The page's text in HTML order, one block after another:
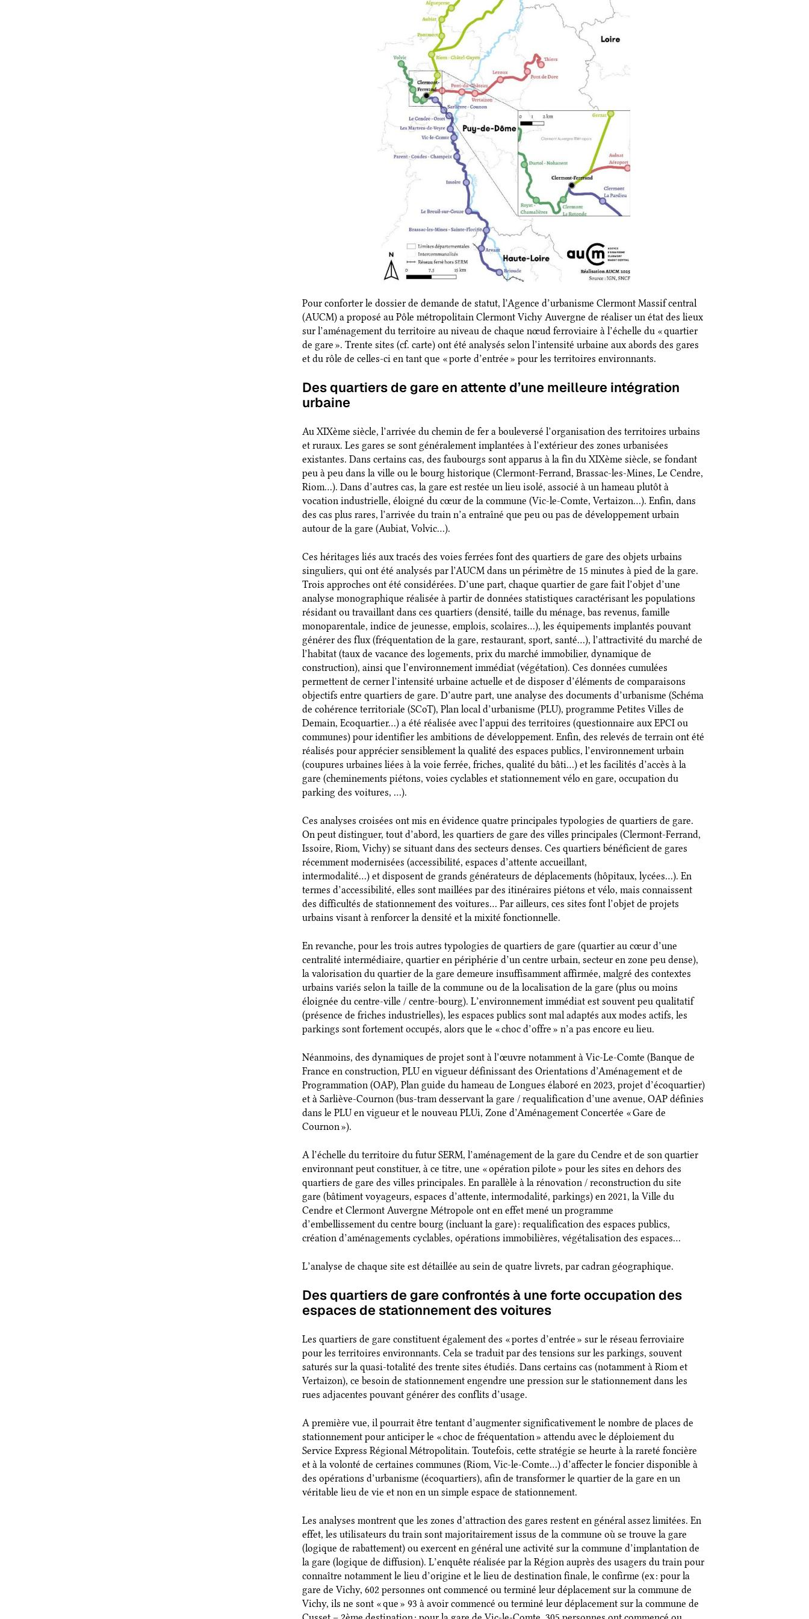
Pour conforter le dossier de demande de statut, l’Agence d’urbanisme Clermont Massif central
(AUCM) a proposé au Pôle métropolitain Clermont Vichy Auvergne de réaliser un état des lieux
sur l’aménagement du territoire au niveau de chaque nœud ferroviaire à l’échelle du « quartier
de gare ». Trente sites (cf. carte) ont été analysés selon l’intensité urbaine aux abords des gares
et du rôle de celles-ci en tant que « porte d’entrée » pour les territoires environnants.
Des quartiers de gare en attente d’une meilleure intégration
urbaine
Au XIXème siècle, l’arrivée du chemin de fer a bouleversé l’organisation des territoires urbains
et ruraux. Les gares se sont généralement implantées à l’extérieur des zones urbanisées
existantes. Dans certains cas, des faubourgs sont apparus à la fin du XIXème siècle, se fondant
peu à peu dans la ville ou le bourg historique (Clermont-Ferrand, Brassac-les-Mines, Le Cendre,
Riom…). Dans d’autres cas, la gare est restée un lieu isolé, associé à un hameau plutôt à
vocation industrielle, éloigné du cœur de la commune (Vic-le-Comte, Vertaizon…). Enfin, dans
des cas plus rares, l’arrivée du train n’a entraîné que peu ou pas de développement urbain
autour de la gare (Aubiat, Volvic…).
Ces héritages liés aux tracés des voies ferrées font des quartiers de gare des objets urbains
singuliers, qui ont été analysés par l’AUCM dans un périmètre de 15 minutes à pied de la gare.
Trois approches ont été considérées. D’une part, chaque quartier de gare fait l’objet d’une
analyse monographique réalisée à partir de données statistiques caractérisant les populations
résidant ou travaillant dans ces quartiers (densité, taille du ménage, bas revenus, famille
monoparentale, indice de jeunesse, emplois, scolaires…), les équipements implantés pouvant
générer des flux (fréquentation de la gare, restaurant, sport, santé…), l’attractivité du marché de
l’habitat (taux de vacance des logements, prix du marché immobilier, dynamique de
construction), ainsi que l’environnement immédiat (végétation). Ces données cumulées
permettent de cerner l’intensité urbaine actuelle et de disposer d’éléments de comparaisons
objectifs entre quartiers de gare. D’autre part, une analyse des documents d’urbanisme (Schéma
de cohérence territoriale (SCoT), Plan local d’urbanisme (PLU), programme Petites Villes de
Demain, Ecoquartier…) a été réalisée avec l’appui des territoires (questionnaire aux EPCI ou
communes) pour identifier les ambitions de développement. Enfin, des relevés de terrain ont été
réalisés pour apprécier sensiblement la qualité des espaces publics, l’environnement urbain
(coupures urbaines liées à la voie ferrée, friches, qualité du bâti…) et les facilités d’accès à la
gare (cheminements piétons, voies cyclables et stationnement vélo en gare, occupation du
parking des voitures, …).
Ces analyses croisées ont mis en évidence quatre principales typologies de quartiers de gare.
On peut distinguer, tout d’abord, les quartiers de gare des villes principales (Clermont-Ferrand,
Issoire, Riom, Vichy) se situant dans des secteurs denses. Ces quartiers bénéficient de gares
récemment modernisées (accessibilité, espaces d’attente accueillant,
intermodalité…) et disposent de grands générateurs de déplacements (hôpitaux, lycées…). En
termes d’accessibilité, elles sont maillées par des itinéraires piétons et vélo, mais connaissent
des difficultés de stationnement des voitures… Par ailleurs, ces sites font l’objet de projets
urbains visant à renforcer la densité et la mixité fonctionnelle.
En revanche, pour les trois autres typologies de quartiers de gare (quartier au cœur d’une
centralité intermédiaire, quartier en périphérie d’un centre urbain, secteur en zone peu dense),
la valorisation du quartier de la gare demeure insuffisamment affirmée, malgré des contextes
urbains variés selon la taille de la commune ou de la localisation de la gare (plus ou moins
éloignée du centre-ville / centre-bourg). L’environnement immédiat est souvent peu qualitatif
(présence de friches industrielles), les espaces publics sont mal adaptés aux modes actifs, les
parkings sont fortement occupés, alors que le « choc d’offre » n’a pas encore eu lieu.
Néanmoins, des dynamiques de projet sont à l’œuvre notamment à Vic-Le-Comte (Banque de
France en construction, PLU en vigueur définissant des Orientations d’Aménagement et de
Programmation (OAP), Plan guide du hameau de Longues élaboré en 2023, projet d’écoquartier)
et à Sarliève-Cournon (bus-tram desservant la gare / requalification d’une avenue, OAP définies
dans le PLU en vigueur et le nouveau PLUi, Zone d’Aménagement Concertée « Gare de
Cournon »).
A l’échelle du territoire du futur SERM, l’aménagement de la gare du Cendre et de son quartier
environnant peut constituer, à ce titre, une « opération pilote » pour les sites en dehors des
quartiers de gare des villes principales. En parallèle à la rénovation / reconstruction du site
gare (bâtiment voyageurs, espaces d’attente, intermodalité, parkings) en 2021, la Ville du
Cendre et Clermont Auvergne Métropole ont en effet mené un programme
d’embellissement du centre bourg (incluant la gare) : requalification des espaces publics,
création d’aménagements cyclables, opérations immobilières, végétalisation des espaces…
L’analyse de chaque site est détaillée au sein de quatre livrets, par cadran géographique.
Des quartiers de gare confrontés à une forte occupation des
espaces de stationnement des voitures
Les quartiers de gare constituent également des « portes d’entrée » sur le réseau ferroviaire
pour les territoires environnants. Cela se traduit par des tensions sur les parkings, souvent
saturés sur la quasi-totalité des trente sites étudiés. Dans certains cas (notamment à Riom et
Vertaizon), ce besoin de stationnement engendre une pression sur le stationnement dans les
rues adjacentes pouvant générer des conflits d’usage.
A première vue, il pourrait être tentant d’augmenter significativement le nombre de places de
stationnement pour anticiper le « choc de fréquentation » attendu avec le déploiement du
Service Express Régional Métropolitain. Toutefois, cette stratégie se heurte à la rareté foncière
et à la volonté de certaines communes (Riom, Vic-le-Comte…) d’affecter le foncier disponible à
des opérations d’urbanisme (écoquartiers), afin de transformer le quartier de la gare en un
véritable lieu de vie et non en un simple espace de stationnement.
Les analyses montrent que les zones d’attraction des gares restent en général assez limitées. En
effet, les utilisateurs du train sont majoritairement issus de la commune où se trouve la gare
(logique de rabattement) ou exercent en général une activité sur la commune d’implantation de
la gare (logique de diffusion). L’enquête réalisée par la Région auprès des usagers du train pour
connaître notamment le lieu d’origine et le lieu de destination finale, le confirme (ex : pour la
gare de Vichy, 602 personnes ont commencé ou terminé leur déplacement sur la commune de
Vichy, ils ne sont « que » 93 à avoir commencé ou terminé leur déplacement sur la commune de